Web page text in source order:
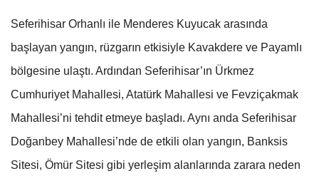
Seferihisar Orhanlı ile Menderes Kuyucak arasında
başlayan yangın, rüzgarın etkisiyle Kavakdere ve Payamlı
bölgesine ulaştı. Ardından Seferihisar’ın Ürkmez
Cumhuriyet Mahallesi, Atatürk Mahallesi ve Fevziçakmak
Mahallesi’ni tehdit etmeye başladı. Aynı anda Seferihisar
Doğanbey Mahallesi’nde de etkili olan yangın, Banksis
Sitesi, Ömür Sitesi gibi yerleşim alanlarında zarara neden